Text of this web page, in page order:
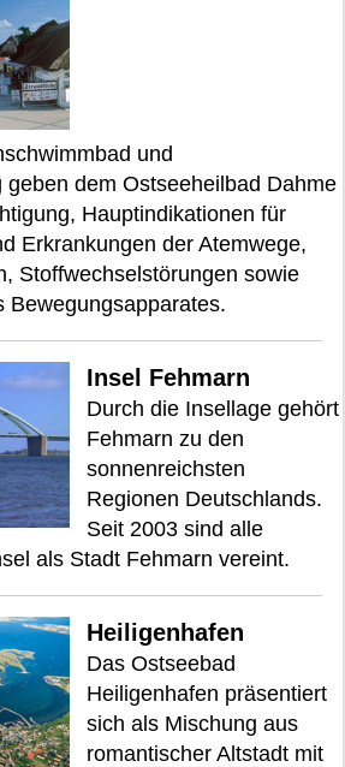
und
geben dem Ostseeheilbad Dahme
Hauptindikationen für
Erkrankungen der Atemwege,
Stoffwechselstörungen sowie
Bewegungsapparates.
Insel Fehmarn
Durch die Insellage gehört
Fehmarn zu den
sonnenreichsten
Regionen Deutschlands.
Seit 2003 sind alle
als Stadt Fehmarn vereint.
Heiligenhafen
Das Ostseebad
Heiligenhafen präsentiert
sich als Mischung aus
romantischer Altstadt mit